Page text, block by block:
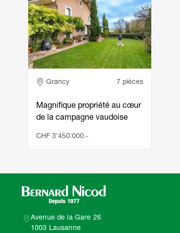
Adresse
Grancy 7 pièces
Magnifique propriété au cœur
de la campagne vaudoise
CHF 3'450'000.-
Avenue de la Gare 26
1003 Lausanne